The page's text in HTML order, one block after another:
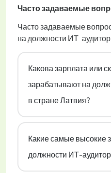
Часто задаваемые
Часто задаваемые
на должности ИТ-
Какова зарплата или
зарабатывают на
в стране Латвия?
Какие самые высокие
должности ИТ-